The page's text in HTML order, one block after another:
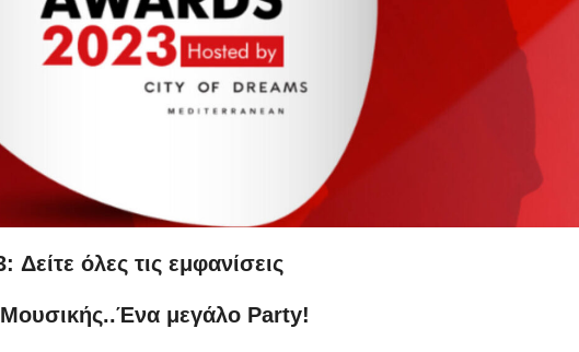
όλες τις εμφανίσεις
Μουσικής..Ένα μεγάλο Party!